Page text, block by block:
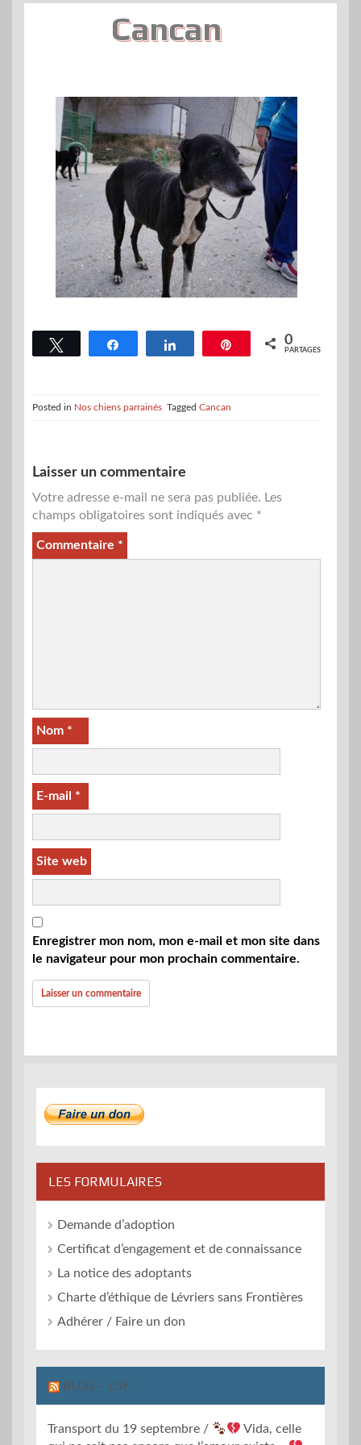
Cancan
Tweetez Partagez Partagez Épingle 0
PARTAGES
Posted in Nos chiens parrainés Tagged Cancan
Laisser un commentaire
Votre adresse e-mail ne sera pas publiée. Les
champs obligatoires sont indiqués avec *
Commentaire *
Nom *
E-mail *
Site web
Enregistrer mon nom, mon e-mail et mon site dans
le navigateur pour mon prochain commentaire.
LES FORMULAIRES
Demande d’adoption
Certificat d’engagement et de connaissance
La notice des adoptants
Charte d’éthique de Lévriers sans Frontières
Adhérer / Faire un don
BLOG – LSF
Transport du 19 septembre /
Vida, celle